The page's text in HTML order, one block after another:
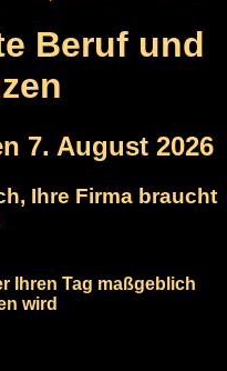
Beruf und
7. August 2026
Ihre Firma braucht
Ihren Tag maßgeblich
wird